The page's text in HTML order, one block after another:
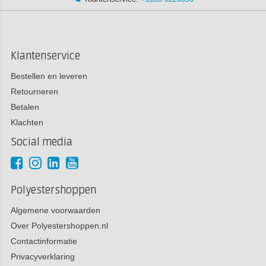
Klantenservice
Bestellen en leveren
Retourneren
Betalen
Klachten
Social media
Polyestershoppen
Algemene voorwaarden
Over Polyestershoppen.nl
Contactinformatie
Privacyverklaring